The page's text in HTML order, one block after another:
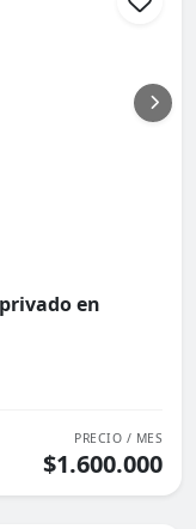
en
PRECIO / MES
$1.600.000